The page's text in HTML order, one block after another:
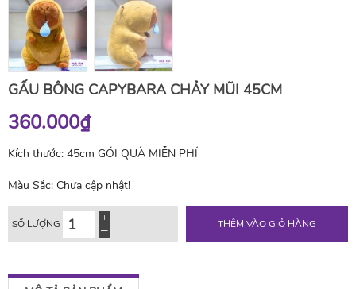
GẤU BÔNG CAPYBARA CHẢY MŨI 45CM
360.000₫
Kích thước: 45cm GÓI QUÀ MIỄN PHÍ
Màu Sắc: Chưa cập nhật!
SỐ LƯỢNG THÊM VÀO GIỎ HÀNG